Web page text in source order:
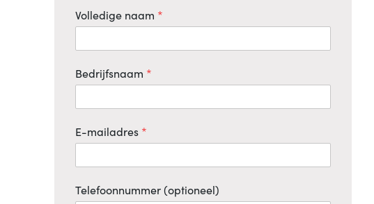
Volledige naam *
Bedrijfsnaam *
E-mailadres *
Telefoonnummer (optioneel)